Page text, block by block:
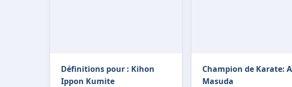
Définitions pour : Kihon
Ippon Kumite
Champion de Karate:
Masuda